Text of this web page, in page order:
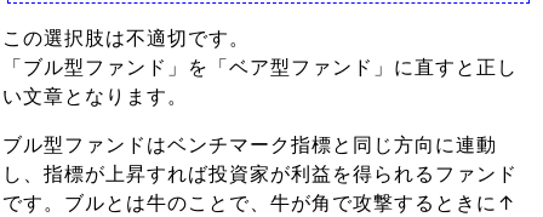
この選択肢は不適切です。
「ブル型ファンド」を「ベア型ファンド」に直すと正し
い文章となります。
ブル型ファンドはベンチマーク指標と同じ方向に連動
し、指標が上昇すれば投資家が利益を得られるファンド
です。ブルとは牛のことで、牛が角で攻撃するときに↑